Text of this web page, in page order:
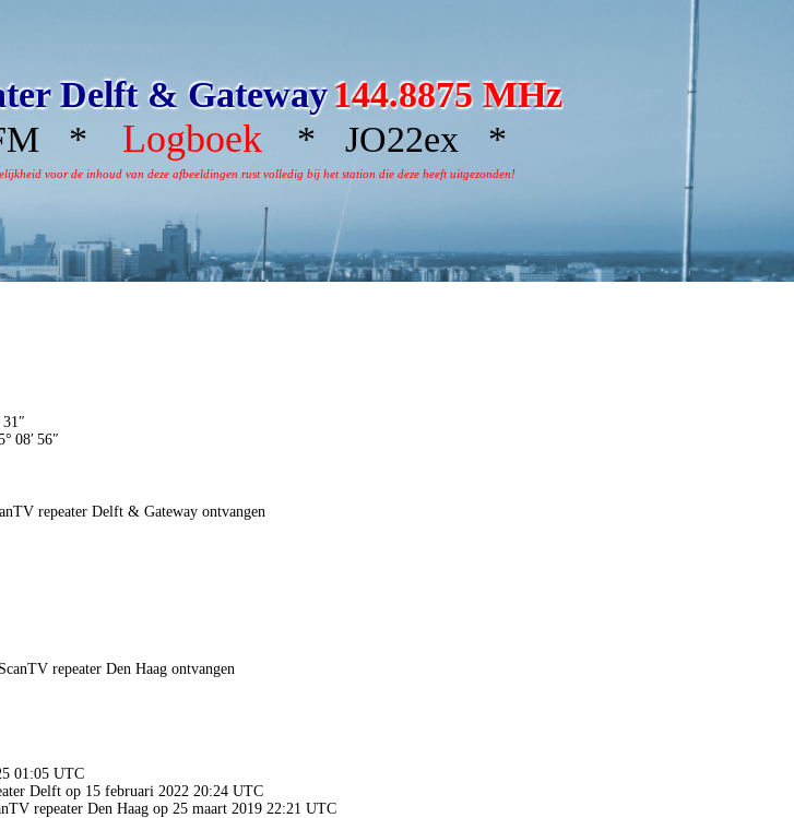
Delft & Gateway144.8875 MHz
* Logboek * JO22ex *
voor de inhoud van deze afbeeldingen rust volledig bij het station die deze heeft uitgezonden!
08′ 56″
repeater Delft & Gateway ontvangen
repeater Den Haag ontvangen
01:05 UTC
Delft op 15 februari 2022 20:24 UTC
repeater Den Haag op 25 maart 2019 22:21 UTC